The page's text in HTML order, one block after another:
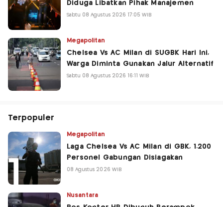
Diduga Libatkan Pihak Manajemen
Sabtu 08 Agustus 2026 17:05 WIB
Megapolitan
Chelsea Vs AC Milan di SUGBK Hari Ini,
Warga Diminta Gunakan Jalur Alternatif
Sabtu 08 Agustus 2026 16:11 WIB
Terpopuler
Megapolitan
Laga Chelsea Vs AC Milan di GBK, 1.200
Personel Gabungan Disiagakan
08 Agustus 2026 WIB
Nusantara